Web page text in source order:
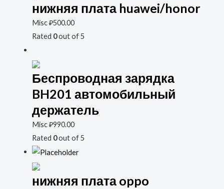
нижняя плата huawei/honor
Misc₽500.00
Rated 0out of 5
Беспроводная зарядка
BH201 автомобильный
держатель
Misc₽990.00
Rated 0out of 5
нижняя плата oppo